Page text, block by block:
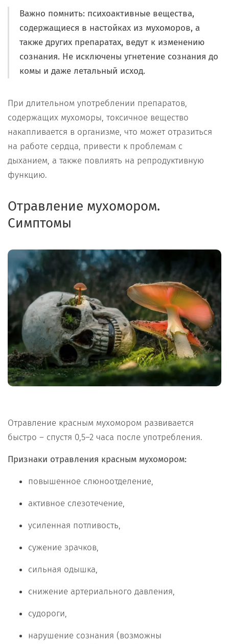
Важно помнить: психоактивные вещества,
содержащиеся в настойках из мухоморов, а
также других препаратах, ведут к изменению
сознания. Не исключены угнетение сознания до
комы и даже летальный исход.
При длительном употреблении препаратов,
содержащих мухоморы, токсичное вещество
накапливается в организме, что может отразиться
на работе сердца, привести к проблемам с
дыханием, а также повлиять на репродуктивную
функцию.
Отравление мухомором.
Симптомы
Отравление красным мухомором развивается
быстро – спустя 0,5–2 часа после употребления.
Признаки отравления красным мухомором:
повышенное слюноотделение,
активное слезотечение,
усиленная потливость,
сужение зрачков,
сильная одышка,
снижение артериального давления,
судороги,
нарушение сознания (возможны